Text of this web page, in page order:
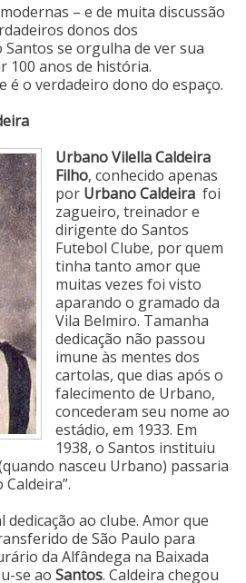
– e de muita discussão
donos dos
se orgulha de ver sua
100 anos de história.
é o verdadeiro dono do espaço.
Urbano Vilella Caldeira
Filho, conhecido apenas
por Urbano Caldeira foi
zagueiro, treinador e
dirigente do Santos
Futebol Clube, por quem
tinha tanto amor que
muitas vezes foi visto
aparando o gramado da
Vila Belmiro. Tamanha
dedicação não passou
imune às mentes dos
cartolas, que dias após o
falecimento de Urbano,
concederam seu nome ao
estádio, em 1933. Em
1938, o Santos instituiu
nasceu Urbano) passaria
dedicação ao clube. Amor que
de São Paulo para
da Alfândega na Baixada
se aoSantos. Caldeira chegou